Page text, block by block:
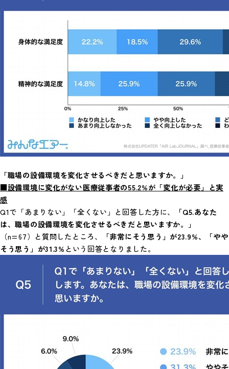
「職場の設備環境を変化させるべきだと思いますか。」
■設備環境に変化がない医療従事者の55.2%が「変化が必要」と実
感
Q1で「あまりない」「全くない」と回答した方に、
「Q5.あなた
は、職場の設備環境を変化させるべきだと思いますか。」
（n=67）と質問したところ、
「非常にそう思う」が23.9%、「やや
そう思う」が31.3%という回答となりました。